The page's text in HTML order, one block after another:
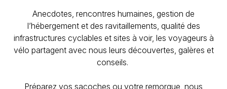
Anecdotes, rencontres humaines, gestion de
l’hébergement et des ravitaillements, qualité des
infrastructures cyclables et sites à voir, les voyageurs à
vélo partagent avec nous leurs découvertes, galères et
conseils.
Préparez vos sacoches ou votre remorque, nous